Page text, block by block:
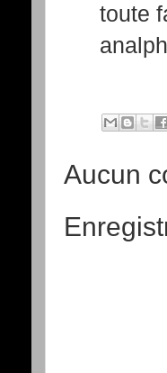
toute
Aucun